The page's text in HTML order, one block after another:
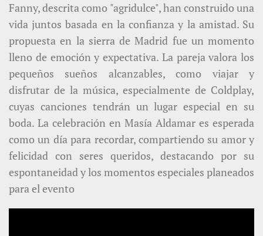
Fanny, descrita como "agridulce", han construido una
vida juntos basada en la confianza y la amistad. Su
propuesta en la sierra de Madrid fue un momento
lleno de emoción y expectativa. La pareja valora los
pequeños sueños alcanzables, como viajar y
disfrutar de la música, especialmente de Coldplay,
cuyas canciones tendrán un lugar especial en su
boda. La celebración en Masía Aldamar es esperada
como un día para recordar, compartiendo su amor y
felicidad con seres queridos, destacando por su
espontaneidad y los momentos especiales planeados
para el evento